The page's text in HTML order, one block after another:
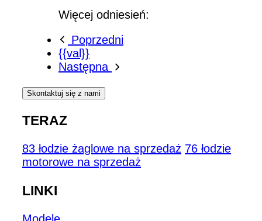
Więcej odniesień:
Poprzedni
{{val}}
Następna
Skontaktuj się z nami
TERAZ
83 łodzie żaglowe na sprzedaż 76 łodzie
motorowe na sprzedaż
LINKI